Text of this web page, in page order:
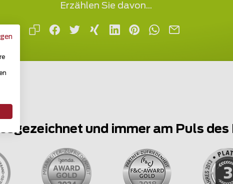
Erzählen Sie davon...
und immer am Puls des